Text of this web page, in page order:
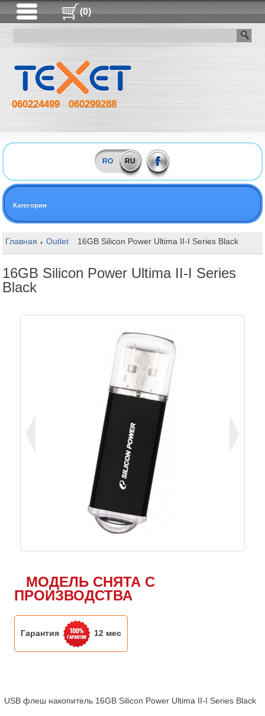
(0)
060224499 060299288
RO RU
Категории
Главная Outlet 16GB Silicon Power Ultima II-I Series Black
16GB Silicon Power Ultima II-I Series
Black
МОДЕЛЬ СНЯТА С
ПРОИЗВОДСТВА
Гарантия 12 мес
USB флеш накопитель 16GB Silicon Power Ultima II-I Series Black